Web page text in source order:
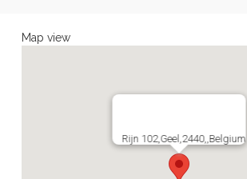
Map view
Rijn 102,Geel,2440,,Belgium